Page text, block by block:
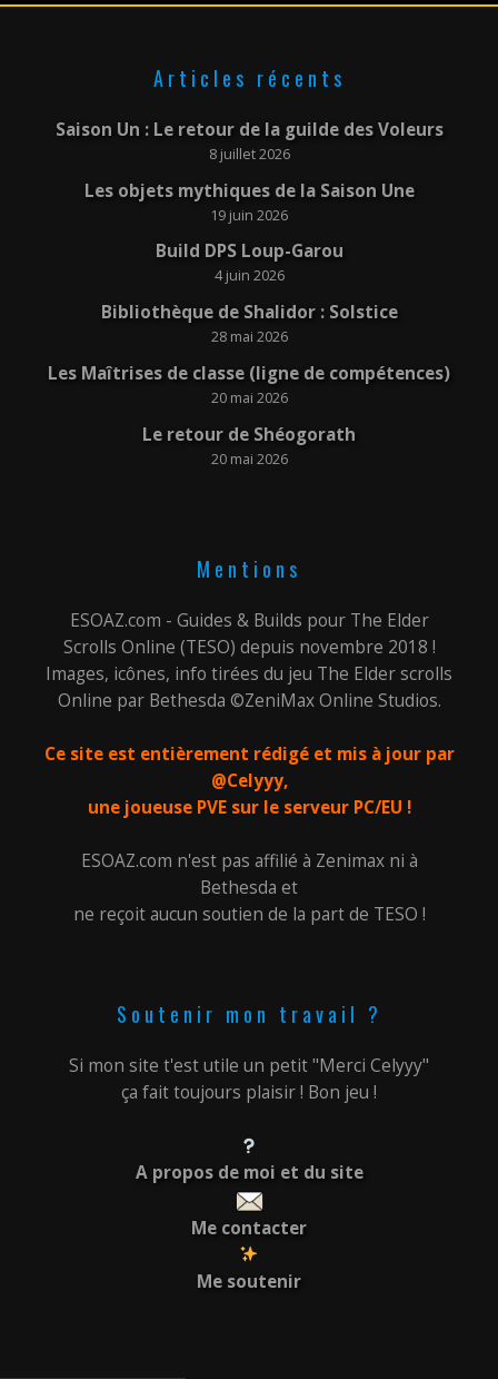
Articles récents
Saison Un : Le retour de la guilde des Voleurs
8 juillet 2026
Les objets mythiques de la Saison Une
19 juin 2026
Build DPS Loup-Garou
4 juin 2026
Bibliothèque de Shalidor : Solstice
28 mai 2026
Les Maîtrises de classe (ligne de compétences)
20 mai 2026
Le retour de Shéogorath
20 mai 2026
Mentions
ESOAZ.com - Guides & Builds pour The Elder
Scrolls Online (TESO) depuis novembre 2018 !
Images, icônes, info tirées du jeu The Elder scrolls
Online par Bethesda ©ZeniMax Online Studios.
Ce site est entièrement rédigé et mis à jour par
@Celyyy,
une joueuse PVE sur le serveur PC/EU !
ESOAZ.com n'est pas affilié à Zenimax ni à
Bethesda et
ne reçoit aucun soutien de la part de TESO !
Soutenir mon travail ?
Si mon site t'est utile un petit "Merci Celyyy"
ça fait toujours plaisir ! Bon jeu !
A propos de moi et du site
Me contacter
Me soutenir